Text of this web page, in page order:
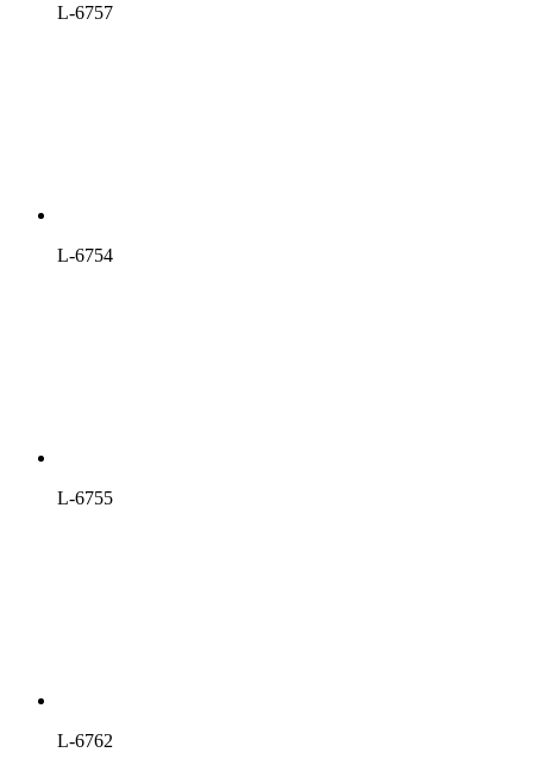
L-6757
L-6754
L-6755
L-6762